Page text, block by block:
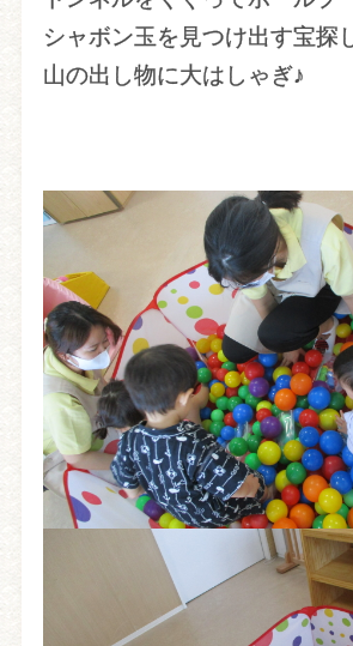
シャボン玉を見つけ出す宝探
山の出し物に大はしゃぎ♪